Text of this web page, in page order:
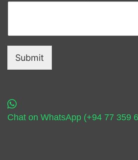
Submit
Chat on WhatsApp (+94 77 359